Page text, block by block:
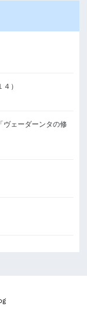
）
ヴェーダーンタの修